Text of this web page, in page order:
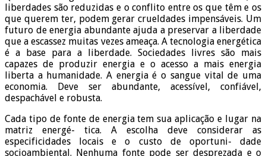
liberdades são reduzidas e o conflito entre os que têm e os
que querem ter, podem gerar crueldades impensáveis. Um
futuro de energia abundante ajuda a preservar a liberdade
que a escassez muitas vezes ameaça. A tecnologia energética
é a base para a liberdade. Sociedades livres são mais
capazes de produzir energia e o acesso a mais energia
liberta a humanidade. A energia é o sangue vital de uma
economia. Deve ser abundante, acessível, confiável,
despachável e robusta.
Cada tipo de fonte de energia tem sua aplicação e lugar na
matriz energé- tica. A escolha deve considerar as
especificidades locais e o custo de oportuni- dade
socioambiental. Nenhuma fonte pode ser desprezada e o